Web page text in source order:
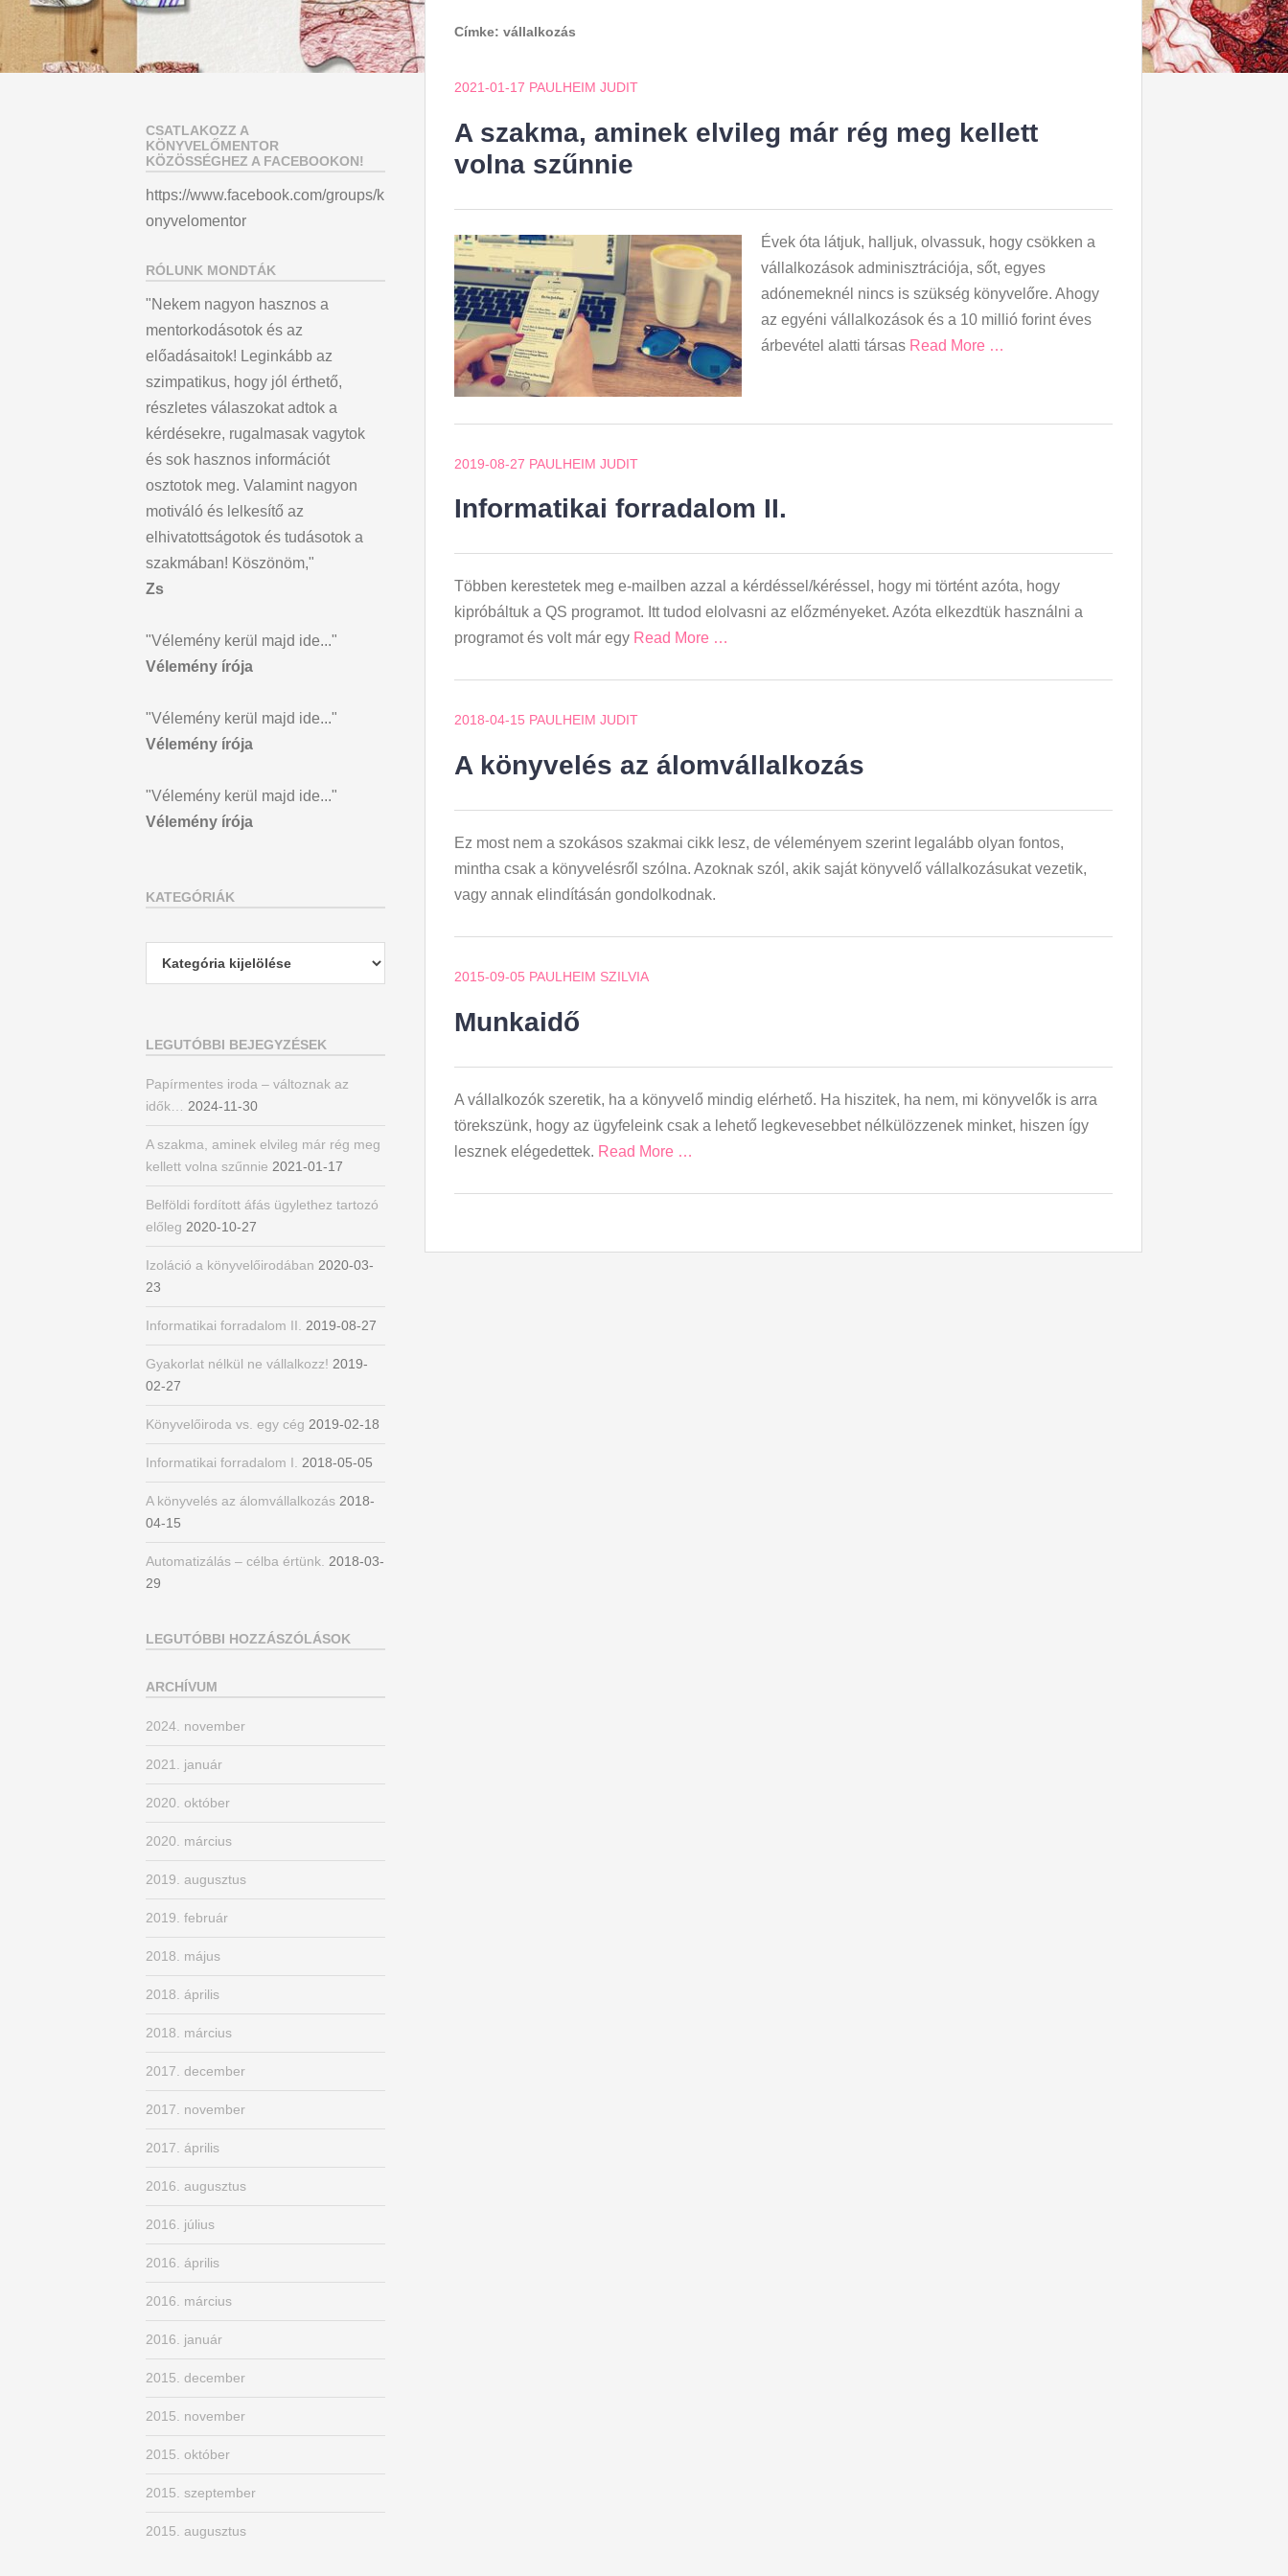
Címke:vállalkozás
2021-01-17 PAULHEIM JUDIT
A szakma, aminek elvileg már rég meg kellett
volna szűnnie
Évek óta látjuk, halljuk, olvassuk, hogy csökken a
vállalkozások adminisztrációja, sőt, egyes
adónemeknél nincs is szükség könyvelőre. Ahogy
az egyéni vállalkozások és a 10 millió forint éves
árbevétel alatti társas Read More …
2019-08-27 PAULHEIM JUDIT
Informatikai forradalom II.
Többen kerestetek meg e-mailben azzal a kérdéssel/kéréssel, hogy mi történt azóta, hogy
kipróbáltuk a QS programot. Itt tudod elolvasni az előzményeket. Azóta elkezdtük használni a
programot és volt már egy Read More …
2018-04-15 PAULHEIM JUDIT
A könyvelés az álomvállalkozás
Ez most nem a szokásos szakmai cikk lesz, de véleményem szerint legalább olyan fontos,
mintha csak a könyvelésről szólna. Azoknak szól, akik saját könyvelő vállalkozásukat vezetik,
vagy annak elindításán gondolkodnak.
2015-09-05 PAULHEIM SZILVIA
Munkaidő
A vállalkozók szeretik, ha a könyvelő mindig elérhető. Ha hiszitek, ha nem, mi könyvelők is arra
törekszünk, hogy az ügyfeleink csak a lehető legkevesebbet nélkülözzenek minket, hiszen így
lesznek elégedettek. Read More …
CSATLAKOZZ A
KÖNYVELŐMENTOR
KÖZÖSSÉGHEZ A FACEBOOKON!
https://www.facebook.com/groups/k
onyvelomentor
RÓLUNK MONDTÁK
"Nekem nagyon hasznos a
mentorkodásotok és az
előadásaitok! Leginkább az
szimpatikus, hogy jól érthető,
részletes válaszokat adtok a
kérdésekre, rugalmasak vagytok
és sok hasznos információt
osztotok meg. Valamint nagyon
motiváló és lelkesítő az
elhivatottságotok és tudásotok a
szakmában! Köszönöm,"
Zs
"Vélemény kerül majd ide..."
Vélemény írója
"Vélemény kerül majd ide..."
Vélemény írója
"Vélemény kerül majd ide..."
Vélemény írója
KATEGÓRIÁK
LEGUTÓBBI BEJEGYZÉSEK
Papírmentes iroda – változnak az
idők… 2024-11-30
A szakma, aminek elvileg már rég meg
kellett volna szűnnie 2021-01-17
Belföldi fordított áfás ügylethez tartozó
előleg 2020-10-27
Izoláció a könyvelőirodában 2020-03-
23
Informatikai forradalom II. 2019-08-27
Gyakorlat nélkül ne vállalkozz! 2019-
02-27
Könyvelőiroda vs. egy cég 2019-02-18
Informatikai forradalom I. 2018-05-05
A könyvelés az álomvállalkozás 2018-
04-15
Automatizálás – célba értünk. 2018-03-
29
LEGUTÓBBI HOZZÁSZÓLÁSOK
ARCHÍVUM
2024. november
2021. január
2020. október
2020. március
2019. augusztus
2019. február
2018. május
2018. április
2018. március
2017. december
2017. november
2017. április
2016. augusztus
2016. július
2016. április
2016. március
2016. január
2015. december
2015. november
2015. október
2015. szeptember
2015. augusztus